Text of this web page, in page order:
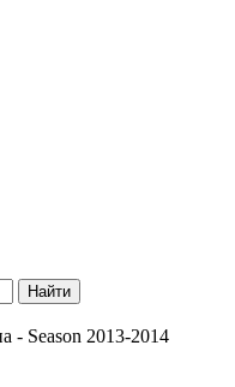
- Season 2013-2014